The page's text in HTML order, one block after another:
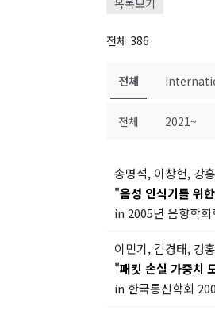
전체 386
전체
전체 2021~
송명석, 이창헌, 강
"음성 인식기를 위
in 2005년 음향학
이민기, 김경태, 강
"패킷 손실 가중치
in 한국통신학회